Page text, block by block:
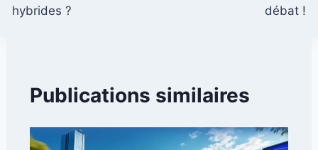
hybrides ?
débat !
Publications similaires